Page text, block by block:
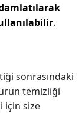
.
sonrasındaki
temizliği
için size